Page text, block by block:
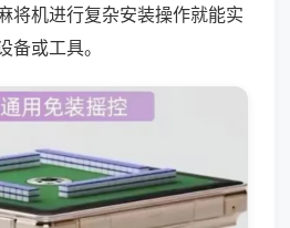
将机进行复杂安装操作就能实
备或工具。